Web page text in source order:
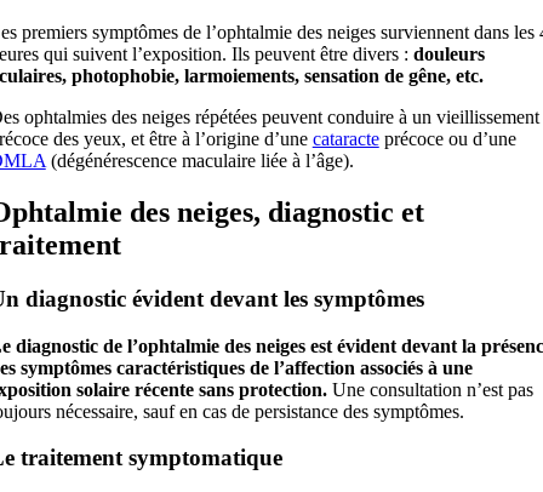
premiers symptômes de l’ophtalmie des neiges surviennent dans les
qui suivent l’exposition. Ils peuvent être divers : douleurs
photophobie, larmoiements, sensation de gêne, etc.
ophtalmies des neiges répétées peuvent conduire à un vieillissement
des yeux, et être à l’origine d’une cataracteprécoce ou d’une
(dégénérescence maculaire liée à l’âge).
des neiges, diagnostic et
diagnostic évident devant les symptômes
diagnostic de l’ophtalmie des neiges est évident devant la
symptômes caractéristiques de l’affection associés à une
solaire récente sans protection.Une consultation n’est pas
nécessaire, sauf en cas de persistance des symptômes.
traitement symptomatique